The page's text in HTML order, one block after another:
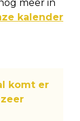
meer in
kalender
komt er